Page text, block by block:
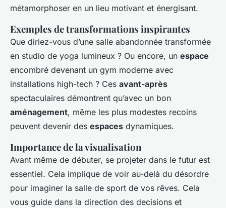
métamorphoser en un lieu motivant et énergisant.
Exemples de transformations inspirantes
Que diriez-vous d’une salle abandonnée transformée
en studio de yoga lumineux ? Ou encore, un espace
encombré devenant un gym moderne avec
installations high-tech ? Ces avant-après
spectaculaires démontrent qu’avec un bon
aménagement, même les plus modestes recoins
peuvent devenir des espaces dynamiques.
Importance de la visualisation
Avant même de débuter, se projeter dans le futur est
essentiel. Cela implique de voir au-delà du désordre
pour imaginer la salle de sport de vos rêves. Cela
vous guide dans la direction des decisions et